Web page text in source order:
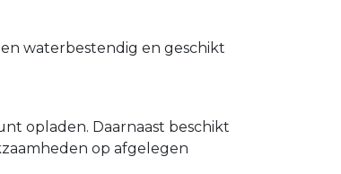
waterbestendig en geschikt
opladen. Daarnaast beschikt
op afgelegen